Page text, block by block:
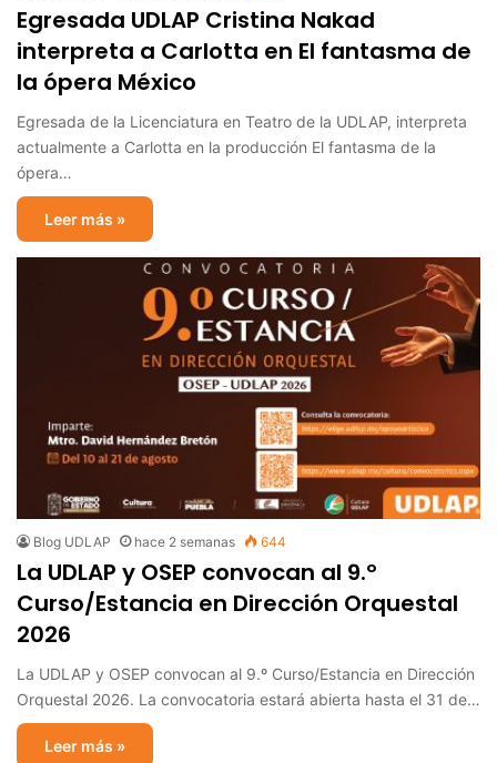
Egresada UDLAP Cristina Nakad
interpreta a Carlotta en El fantasma de
la ópera México
Egresada de la Licenciatura en Teatro de la UDLAP, interpreta
actualmente a Carlotta en la producción El fantasma de la
ópera…
Leer más »
Blog UDLAP hace 2 semanas 644
La UDLAP y OSEP convocan al 9.º
Curso/Estancia en Dirección Orquestal
2026
La UDLAP y OSEP convocan al 9.º Curso/Estancia en Dirección
Orquestal 2026. La convocatoria estará abierta hasta el 31 de…
Leer más »